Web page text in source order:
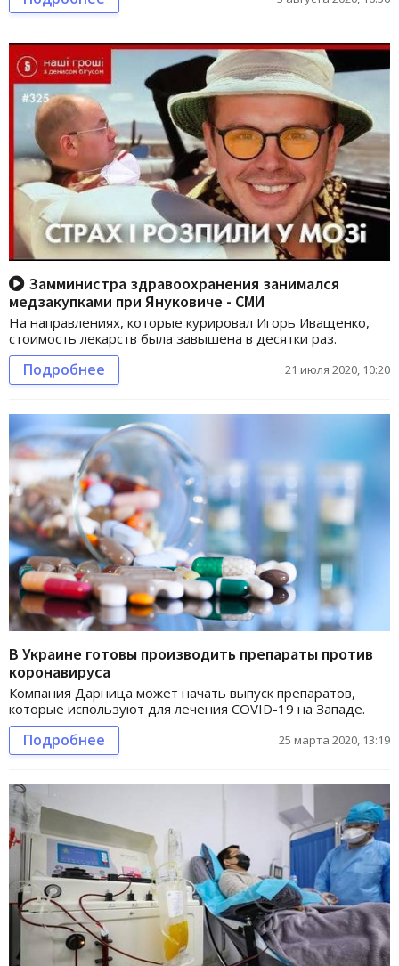
Замминистра здравоохранения занимался
медзакупками при Януковиче - СМИ
На направлениях, которые курировал Игорь Иващенко,
стоимость лекарств была завышена в десятки раз.
Подробнее 21 июля 2020, 10:20
В Украине готовы производить препараты против
коронавируса
Компания Дарница может начать выпуск препаратов,
которые используют для лечения COVID-19 на Западе.
Подробнее 25 марта 2020, 13:19